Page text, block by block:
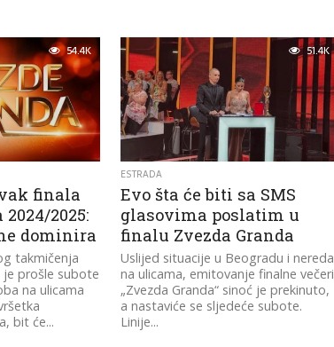
54.4K
finala
2025:
dominira
takmičenja
je prošle subote
na ulicama
bit će...
51.4K
ESTRADA
Evo šta će biti sa SMS
glasovima poslatim u
finalu Zvezda Granda
Uslijed situacije u Beogradu i nereda
na ulicama, emitovanje finalne večeri
„Zvezda Granda“ sinoć je prekinuto,
a nastaviće se sljedeće subote.
Linije...